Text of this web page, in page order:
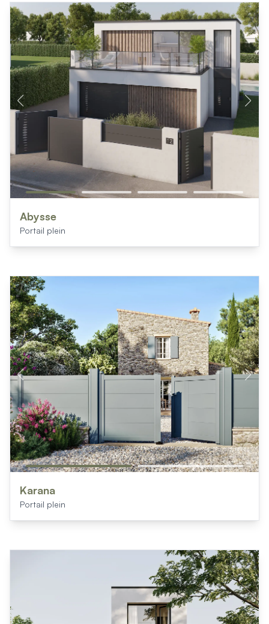
Abysse
Portail plein
Karana
Portail plein